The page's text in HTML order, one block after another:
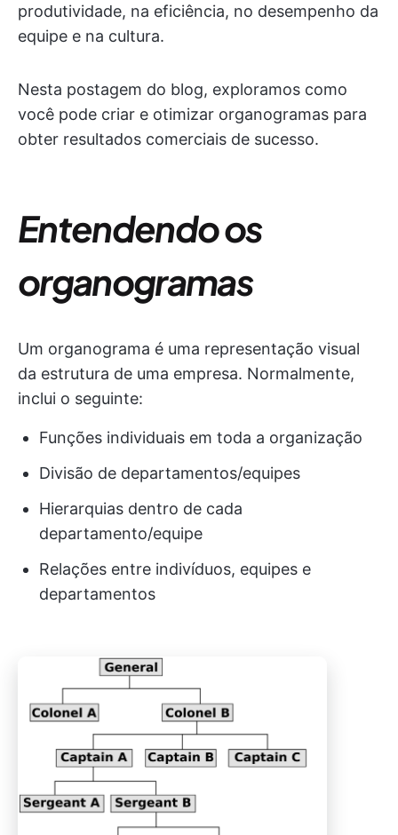
produtividade, na eficiência, no desempenho da
equipe e na cultura.
Nesta postagem do blog, exploramos como
você pode criar e otimizar organogramas para
obter resultados comerciais de sucesso.
Entendendo os
organogramas
Um organograma é uma representação visual
da estrutura de uma empresa. Normalmente,
inclui o seguinte:
Funções individuais em toda a organização
Divisão de departamentos/equipes
Hierarquias dentro de cada
departamento/equipe
Relações entre indivíduos, equipes e
departamentos